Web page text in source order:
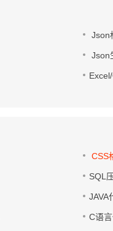
Json
Json
CSS
SQL
JAVA
C语